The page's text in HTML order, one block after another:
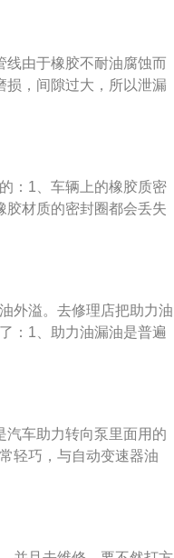
力开关处，此处为经常发
求的助力油，因为混加
线由于橡胶不耐油腐蚀而
损，间隙过大，所以泄漏
滑动阻力大，储油罐内油
件。
：1、车辆上的橡胶质密
胶材质的密封圈都会丢失
；3、解决这一问题目前
老化添加产品，添加后
恢复弹性，恢复其密封效
外溢。去修理店把助力油
：1、助力油漏油是普遍
之后，请检查助力泵及助
很难完全避免将方向打
接口处（橡胶件）就可能
，可是油量却不少，这种
润滑转向助力器轴接头
压油变质、颜色发黑，并
汽车助力转向泵里面用的
轻巧，与自动变速器油
的一种增加舒适性的新
的一种介质油，起到传